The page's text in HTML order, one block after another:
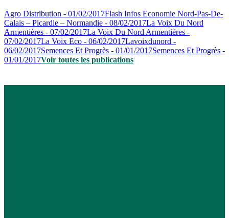
Agro Distribution - 01/02/2017Flash Infos Economie Nord-Pas-De-
Calais – Picardie – Normandie - 08/02/2017La Voix Du Nord
Armentières - 07/02/2017La Voix Du Nord Armentières -
07/02/2017La Voix Eco - 06/02/2017Lavoixdunord -
06/02/2017Semences Et Progrès - 01/01/2017Semences Et Progrès -
01/01/2017Voir toutes les publications